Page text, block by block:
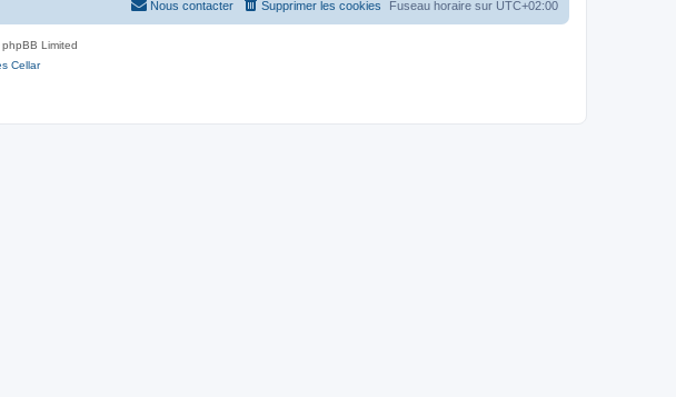
Fuseau horaire sur UTC+02:00
Supprimer les cookies
Nous contacter
Limited
Cellar